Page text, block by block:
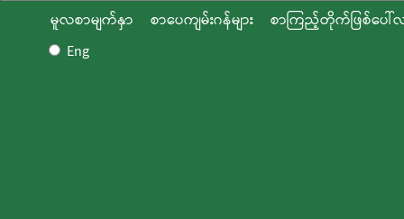
မူလစာမျက်နှာ စာပေကျမ်းဂန်များ
စာကြည့်တိုက်ဖြစ်ပေါ်
Eng